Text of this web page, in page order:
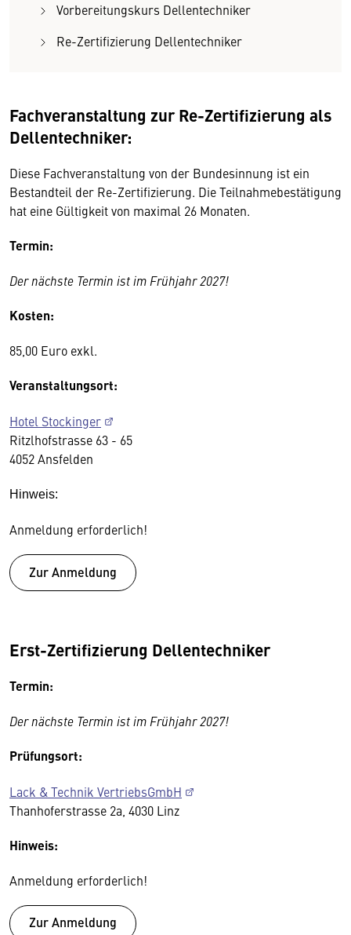
Vorbereitungskurs Dellentechniker
Re-Zertifizierung Dellentechniker
Fachveranstaltung zur Re-Zertifizierung als
Dellentechniker:
Diese Fachveranstaltung von der Bundesinnung ist ein
Bestandteil der Re-Zertifizierung. Die Teilnahmebestätigung
hat eine Gültigkeit von maximal 26 Monaten.
Termin:
Der nächste Termin ist im Frühjahr 2027!
Kosten:
85,00 Euro exkl.
Veranstaltungsort:
Hotel Stockinger
Ritzlhofstrasse 63 - 65
4052 Ansfelden
Hinweis:
Anmeldung erforderlich!
Zur Anmeldung
Erst-Zertifizierung Dellentechniker
Termin:
Der nächste Termin ist im Frühjahr 2027!
Prüfungsort:
Lack & Technik VertriebsGmbH
Thanhoferstrasse 2a, 4030 Linz
Hinweis:
Anmeldung erforderlich!
Zur Anmeldung